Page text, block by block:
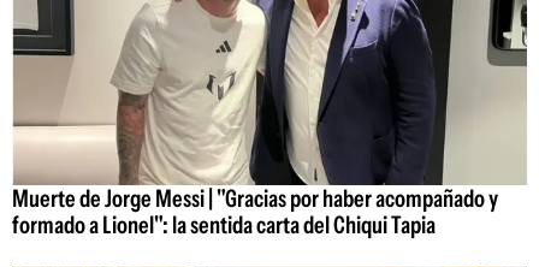
Muerte de Jorge Messi | "Gracias por haber acompañado y
formado a Lionel": la sentida carta del Chiqui Tapia